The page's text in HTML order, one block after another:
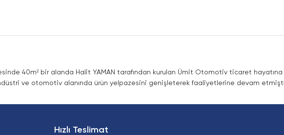
40m² bir alanda Halit YAMAN tarafından kurulan Ümit Otomotiv ticaret
ve otomotiv alanında ürün yelpazesini genişleterek faaliyetlerine devam
Hızlı Teslimat